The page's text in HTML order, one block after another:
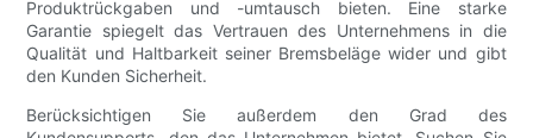
Produktrückgaben und -umtausch bieten. Eine starke
Garantie spiegelt das Vertrauen des Unternehmens in die
Qualität und Haltbarkeit seiner Bremsbeläge wider und gibt
den Kunden Sicherheit.
Berücksichtigen Sie außerdem den Grad des